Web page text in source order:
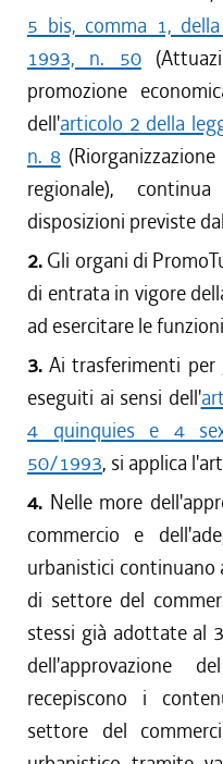
5 bis, comma 1,
1993, n. 50
promozione
dell'articolo 2 della
n. 8
regionale),
disposizioni previste
2. Gli organi di
di entrata in vigore
ad esercitare le
3.Ai trasferimenti
eseguiti ai sensi dell'
4 quinquies e 4
50/1993, si applica
4. Nelle more
commercio e
urbanistici continuano
di settore del
stessi già adottate al
dell'approvazione
recepiscono i
settore del